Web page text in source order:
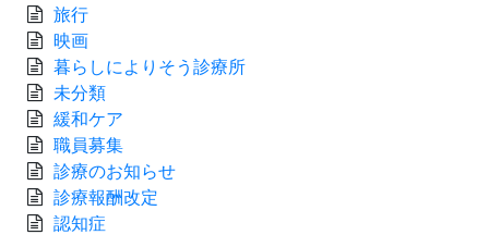
旅行
映画
暮らしによりそう診療所
未分類
緩和ケア
職員募集
診療のお知らせ
診療報酬改定
認知症